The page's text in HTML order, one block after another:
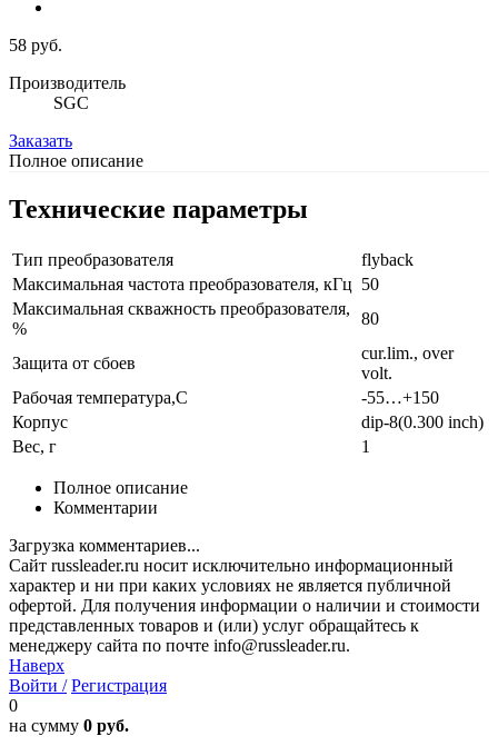
58 руб.
Производитель
SGC
Заказать
Полное описание
Технические параметры
Тип преобразователя
flyback
Максимальная частота преобразователя, кГц 50
Максимальная скважность преобразователя,
%
80
Защита от сбоев
cur.lim., over
volt.
Рабочая температура,С
-55…+150
Корпус
dip-8(0.300 inch)
Вес, г
1
Полное описание
Комментарии
Загрузка комментариев...
Сайт russleader.ru носит исключительно информационный
характер и ни при каких условиях не является публичной
офертой. Для получения информации о наличии и стоимости
представленных товаров и (или) услуг обращайтесь к
менеджеру сайта по почте info@russleader.ru.
Наверх
Войти / Регистрация
0
на сумму 0 руб.